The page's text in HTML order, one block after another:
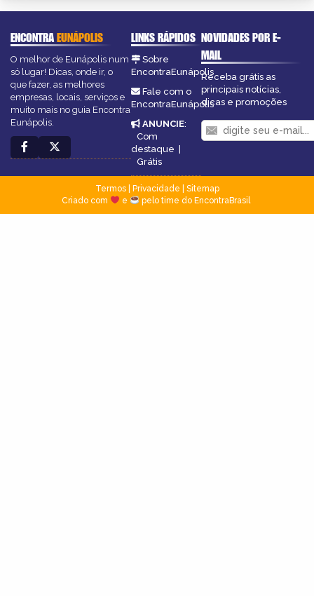
ENCONTRAEUNÁPOLIS
O melhor de Eunápolis num
só lugar! Dicas, onde ir, o
que fazer, as melhores
empresas, locais, serviços e
muito mais no guia Encontra
Eunápolis.
LINKS RÁPIDOS
Sobre
EncontraEunápolis
Fale com o
EncontraEunápolis
ANUNCIE:
Com
destaque |
Grátis
NOVIDADES POR E-
MAIL
Receba grátis as
principais notícias,
dicas e promoções
Termos| Privacidade
Sitemap
Criado com
e pelo time do EncontraBrasil